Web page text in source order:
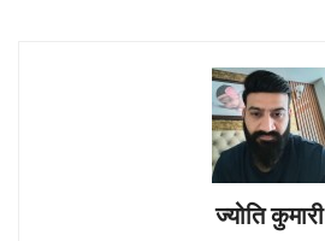
ज्योति कुमारी